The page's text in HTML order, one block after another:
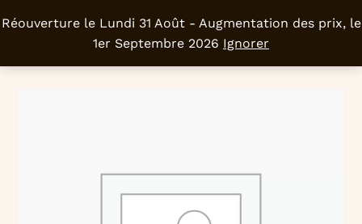
Réouverture le Lundi 31 Août - Augmentation des prix, le
1er Septembre 2026 Ignorer
0